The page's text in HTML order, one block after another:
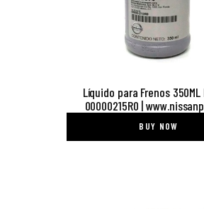
Líquido para Frenos 350ML
00000215R0 |
BUY NOW